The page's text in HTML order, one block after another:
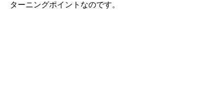
ターニングポイントなのです。